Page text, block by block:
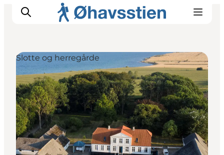
Inspiration
Vandreruter
Planlægning
Slotte og herregårde